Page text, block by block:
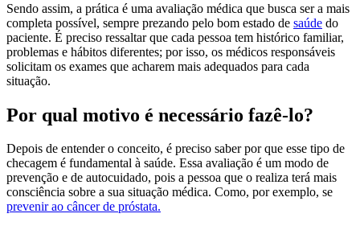
Sendo assim, a prática é uma avaliação médica que busca ser a mais
completa possível, sempre prezando pelo bom estado de saúde do
paciente. É preciso ressaltar que cada pessoa tem histórico familiar,
problemas e hábitos diferentes; por isso, os médicos responsáveis
solicitam os exames que acharem mais adequados para cada
situação.
Por qual motivo é necessário fazê-lo?
Depois de entender o conceito, é preciso saber por que esse tipo de
checagem é fundamental à saúde. Essa avaliação é um modo de
prevenção e de autocuidado, pois a pessoa que o realiza terá mais
consciência sobre a sua situação médica. Como, por exemplo, se
prevenir ao câncer de próstata.